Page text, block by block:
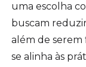
uma escolha
buscam
além de
se alinha às